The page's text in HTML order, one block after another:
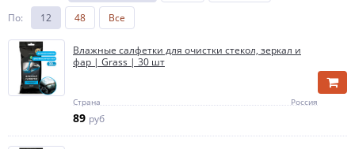
По: 12 48 Все
Влажные салфетки для очистки стекол, зеркал и
фар | Grass | 30 шт
Страна Россия
89 руб